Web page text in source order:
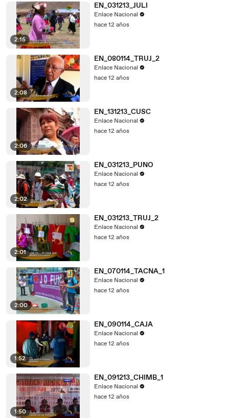
2:15
EN_031213_JULI
Enlace Nacional
hace 12 años
2:08
EN_080114_TRUJ_2
Enlace Nacional
hace 12 años
2:06
EN_131213_CUSC
Enlace Nacional
hace 12 años
2:02
EN_031213_PUNO
Enlace Nacional
hace 12 años
2:01
EN_031213_TRUJ_2
Enlace Nacional
hace 12 años
2:00
EN_070114_TACNA_1
Enlace Nacional
hace 12 años
1:52
EN_090114_CAJA
Enlace Nacional
hace 12 años
1:50
EN_091213_CHIMB_1
Enlace Nacional
hace 12 años